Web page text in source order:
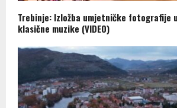
Trebinje: Izložba umjetničke fotografije
klasične muzike (VIDEO)